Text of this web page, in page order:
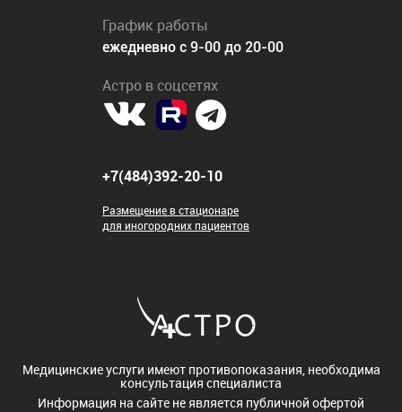
График работы
ежедневно с 9-00 до 20-00
Астро в соцсетях
+7(484)392-20-10
Размещение в стационаре
для иногородних пациентов
Медицинские услуги имеют противопоказания, необходима
консультация специалиста
Информация на сайте не является публичной офертой